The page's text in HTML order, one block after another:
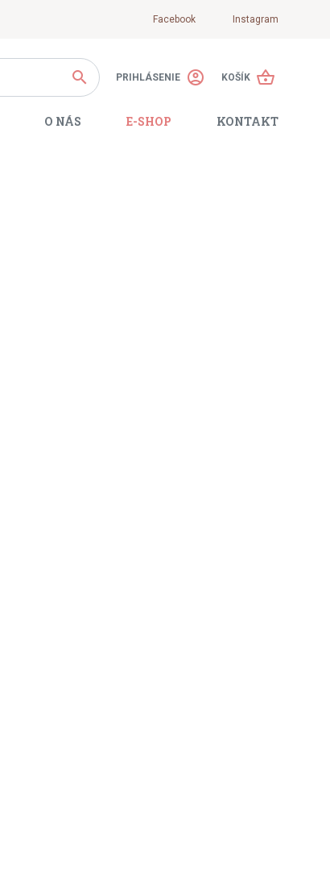
Facebook Instagram
search PRIHLÁSENIE account_circle KOŠÍK shopping_basket
O NÁS E-SHOP KONTAKT